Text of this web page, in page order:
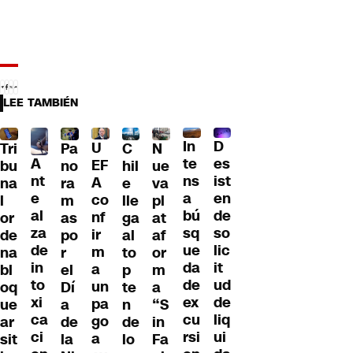
LEE TAMBIÉN
Tri
bu
na
l
or
de
na
bl
oq
ue
ar
sit
A
nt
e
al
za
de
in
to
xi
ca
ci
Pa
no
ra
m
as
po
r
el
Dí
a
de
la
U
EF
A
co
nf
ir
m
a
un
pa
go
a
C
hil
e
lle
ga
al
to
p
te
n
de
lo
N
ue
va
pl
at
af
or
m
a
“S
in
Fa
In
te
ns
a
bú
sq
ue
da
de
ex
cu
rsi
D
es
ist
en
de
so
lic
it
ud
de
liq
ui